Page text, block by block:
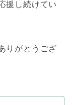
援し続けてい
りがとうござ